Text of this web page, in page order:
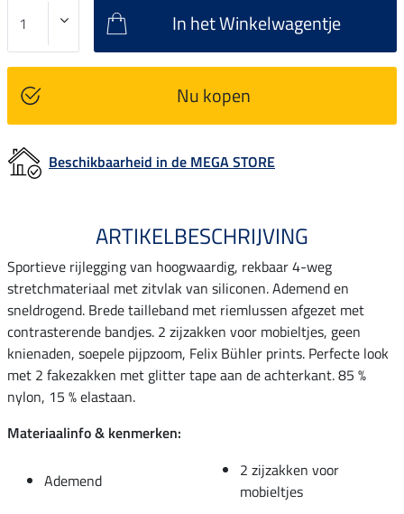
In het Winkelwagentje
Nu kopen
Beschikbaarheid in de MEGA STORE
ARTIKELBESCHRIJVING
Sportieve rijlegging van hoogwaardig, rekbaar 4-weg
stretchmateriaal met zitvlak van siliconen. Ademend en
sneldrogend. Brede tailleband met riemlussen afgezet met
contrasterende bandjes. 2 zijzakken voor mobieltjes, geen
knienaden, soepele pijpzoom, Felix Bühler prints. Perfecte look
met 2 fakezakken met glitter tape aan de achterkant. 85 %
nylon, 15 % elastaan.
Materiaalinfo & kenmerken:
Ademend
2 zijzakken voor
mobieltjes